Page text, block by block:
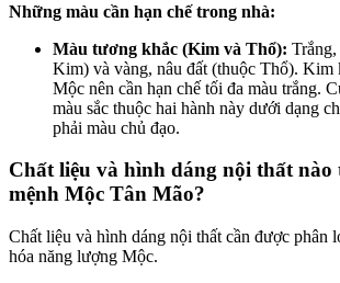
Những màu cần hạn chế trong nhà:
Màu tương khắc (Kim và Thổ):
Kim) và vàng, nâu đất (thuộc Thổ). Kim
Mộc nên cần hạn chế tối đa màu trắng.
màu sắc thuộc hai hành này dưới dạng
phải màu chủ đạo.
Chất liệu và hình dáng nội thất nào
mệnh Mộc Tân Mão?
Chất liệu và hình dáng nội thất cần được phân
hóa năng lượng Mộc.